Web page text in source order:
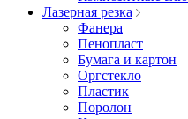
Лазерная резка
Фанера
Пенопласт
Бумага и картон
Оргстекло
Пластик
Поролон